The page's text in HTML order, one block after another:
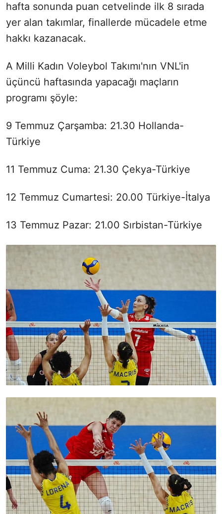
hafta sonunda puan cetvelinde ilk 8 sırada
yer alan takımlar, finallerde mücadele etme
hakkı kazanacak.
A Milli Kadın Voleybol Takımı'nın VNL'in
üçüncü haftasında yapacağı maçların
programı şöyle:
9 Temmuz Çarşamba: 21.30 Hollanda-
Türkiye
11 Temmuz Cuma: 21.30 Çekya-Türkiye
12 Temmuz Cumartesi: 20.00 Türkiye-İtalya
13 Temmuz Pazar: 21.00 Sırbistan-Türkiye